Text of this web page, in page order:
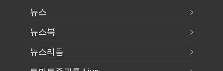
뉴스
뉴스북
뉴스리듬